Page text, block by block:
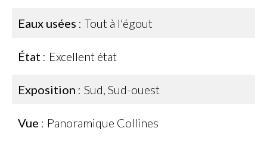
Eaux usées Tout à l'égout
État Excellent état
Exposition Sud, Sud-ouest
Vue Panoramique Collines